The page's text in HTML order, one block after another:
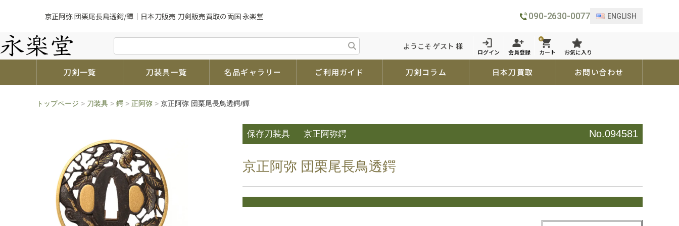
京正阿弥 団栗尾長鳥透鍔/鐔｜日本刀販売 刀剣販売買取の両国 永楽堂 090-2630-0077 ENGLISH
ようこそ ゲスト 様
ログイン 会員登録
0
カート お気に入り
刀剣一覧 刀装具一覧 名品ギャラリー ご利用ガイド 刀剣コラム 日本刀買取 お問い合わせ
トップページ > 刀装具 > 鍔 > 正阿弥 > 京正阿弥 団栗尾長鳥透鍔/鐔
保存刀装具 京正阿弥鍔 No.094581
京正阿弥 団栗尾長鳥透鍔